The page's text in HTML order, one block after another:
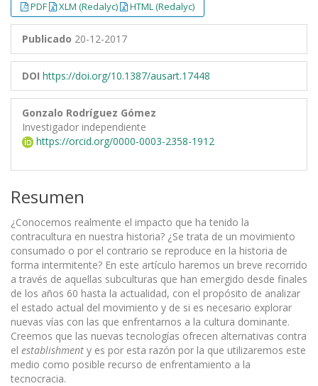
PDF XLM (Redalyc) HTML (Redalyc)
Publicado 20-12-2017
DOI https://doi.org/10.1387/ausart.17448
Gonzalo Rodríguez Gómez
Investigador independiente
https://orcid.org/0000-0003-2358-1912
Resumen
¿Conocemos realmente el impacto que ha tenido la
contracultura en nuestra historia? ¿Se trata de un movimiento
consumado o por el contrario se reproduce en la historia de
forma intermitente? En este artículo haremos un breve recorrido
a través de aquellas subculturas que han emergido desde finales
de los años 60 hasta la actualidad, con el propósito de analizar
el estado actual del movimiento y de si es necesario explorar
nuevas vías con las que enfrentarnos a la cultura dominante.
Creemos que las nuevas tecnologías ofrecen alternativas contra
el establishment y es por esta razón por la que utilizaremos este
medio como posible recurso de enfrentamiento a la
tecnocracia.